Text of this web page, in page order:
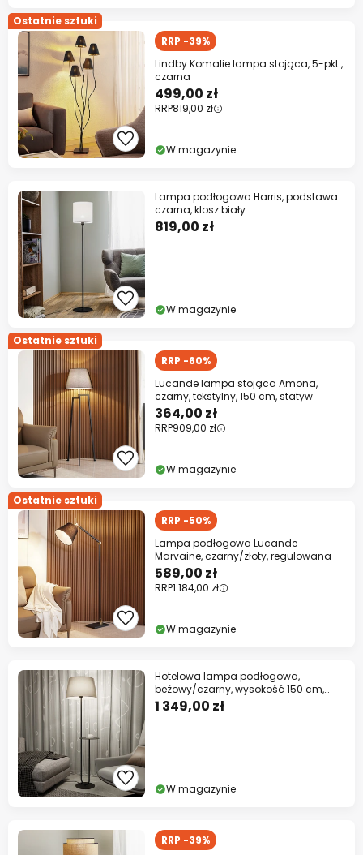
Ostatnie sztuki
RRP -39%
Lindby Komalie lampa stojąca, 5-pkt.,
czarna
499,00 zł
RRP819,00 zł
W magazynie
Lampa podłogowa Harris, podstawa
czarna, klosz biały
819,00 zł
W magazynie
Ostatnie sztuki
RRP -60%
Lucande lampa stojąca Amona,
czarny, tekstylny, 150 cm, statyw
364,00 zł
RRP909,00 zł
W magazynie
Ostatnie sztuki
RRP -50%
Lampa podłogowa Lucande
Marvaine, czarny/złoty, regulowana
589,00 zł
RRP1 184,00 zł
W magazynie
Hotelowa lampa podłogowa,
beżowy/czarny, wysokość 150 cm,
tkanina/metal
1 349,00 zł
W magazynie
RRP -39%